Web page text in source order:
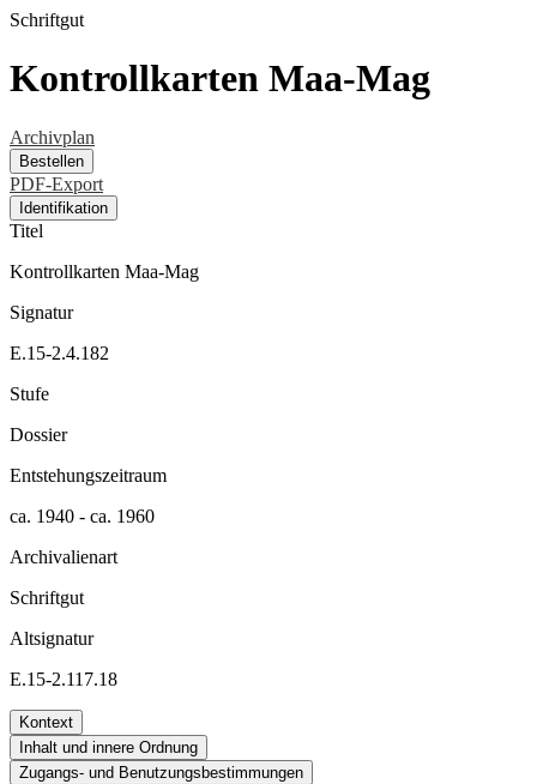
Schriftgut
Kontrollkarten Maa-Mag
Archivplan
Bestellen
PDF-Export
Identifikation
Titel
Kontrollkarten Maa-Mag
Signatur
E.15-2.4.182
Stufe
Dossier
Entstehungszeitraum
ca. 1940 - ca. 1960
Archivalienart
Schriftgut
Altsignatur
E.15-2.117.18
Kontext
Inhalt und innere Ordnung
Zugangs- und Benutzungsbestimmungen